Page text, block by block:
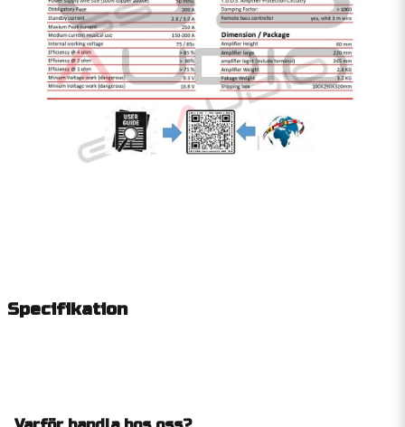
Specifikation